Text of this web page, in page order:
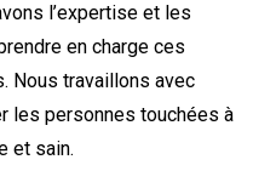
l’expertise et les
en charge ces
Nous travaillons avec
les personnes touchées à
et sain.